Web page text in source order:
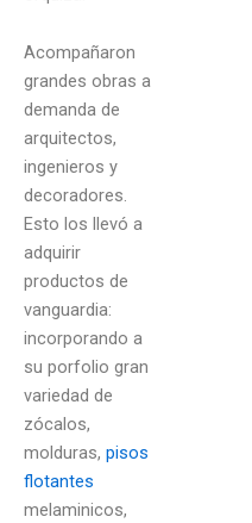
Acompañaron
grandes obras a
demanda de
arquitectos,
ingenieros y
decoradores.
Esto los llevó a
adquirir
productos de
vanguardia:
incorporando a
su porfolio gran
variedad de
zócalos,
molduras, pisos
flotantes
melaminicos,